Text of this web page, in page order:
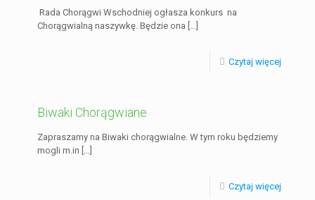
Rada Chorągwi Wschodniej ogłasza konkurs na
Chorągwialną naszywkę. Będzie ona […]
Czytaj więcej
Biwaki Chorągwiane
Zapraszamy na Biwaki chorągwialne. W tym roku będziemy
mogli m.in […]
Czytaj więcej